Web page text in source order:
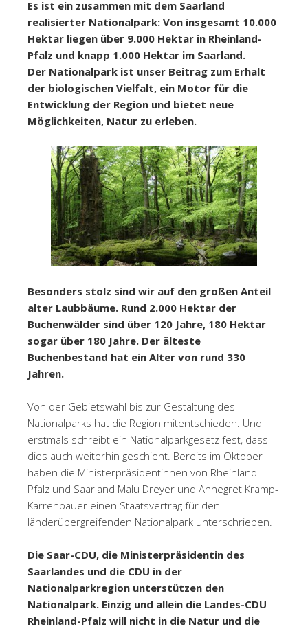
Es ist ein zusammen mit dem Saarland
realisierter Nationalpark: Von insgesamt 10.000
Hektar liegen über 9.000 Hektar in Rheinland-
Pfalz und knapp 1.000 Hektar im Saarland.
Der Nationalpark ist unser Beitrag zum Erhalt
der biologischen Vielfalt, ein Motor für die
Entwicklung der Region und bietet neue
Möglichkeiten, Natur zu erleben.
Besonders stolz sind wir auf den großen Anteil
alter Laubbäume. Rund 2.000 Hektar der
Buchenwälder sind über 120 Jahre, 180 Hektar
sogar über 180 Jahre. Der älteste
Buchenbestand hat ein Alter von rund 330
Jahren.
Von der Gebietswahl bis zur Gestaltung des
Nationalparks hat die Region mitentschieden. Und
erstmals schreibt ein Nationalparkgesetz fest, dass
dies auch weiterhin geschieht. Bereits im Oktober
haben die Ministerpräsidentinnen von Rheinland-
Pfalz und Saarland Malu Dreyer und Annegret Kramp-
Karrenbauer einen Staatsvertrag für den
länderübergreifenden Nationalpark unterschrieben.
Die Saar-CDU, die Ministerpräsidentin des
Saarlandes und die CDU in der
Nationalparkregion unterstützen den
Nationalpark. Einzig und allein die Landes-CDU
Rheinland-Pfalz will nicht in die Natur und die